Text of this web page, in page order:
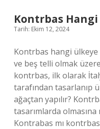
Kontrbas
Tarih: Ekim 12, 2024
Kontrbas hangi
ve beş telli olmak
kontrbas, ilk olarak
tarafından tasarlanıp
ağaçtan yapılır?
tasarımlarda
Kontrabas mı